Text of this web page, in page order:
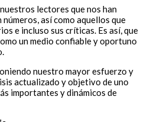
lectores que nos han
así como aquellos que
e incluso sus críticas. Es así, que
un medio confiable y oportuno
nuestro mayor esfuerzo y
actualizado y objetivo de uno
importantes y dinámicos de